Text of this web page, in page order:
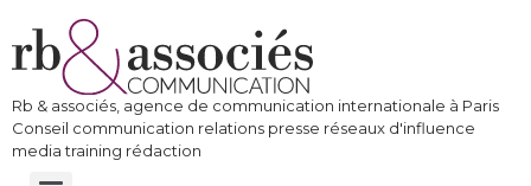
Rb & associés, agence de communication internationale à Paris
Conseil communication relations presse réseaux d'influence
media training rédaction